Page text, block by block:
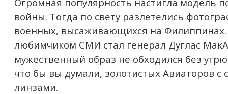
войны. Тогда по свету разлетелись
военных, высаживающихся на Филиппинах.
любимчиком СМИ стал генерал Дуглас
мужественный образ не обходился без
что бы вы думали, золотистых Авиаторов с
линзами.